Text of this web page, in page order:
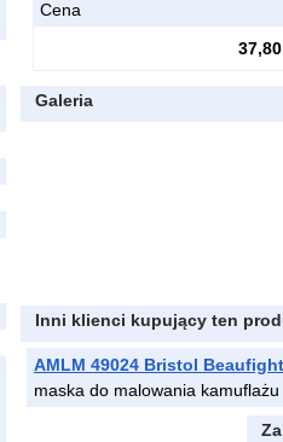
Cena
37,80
Galeria
Inni klienci kupujący ten
AMLM 49024 Bristol
maska do malowania